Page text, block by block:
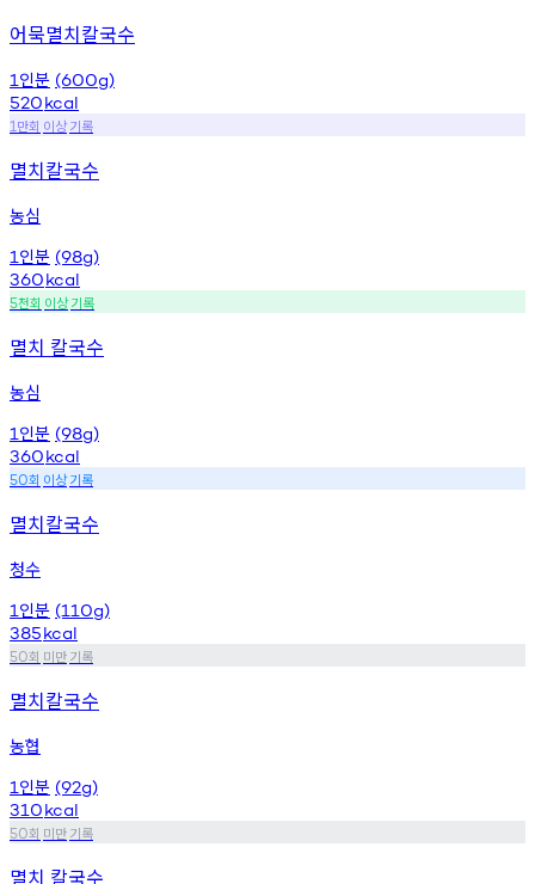
어묵멸치칼국수
1 인분 (600g)
520kcal
1 만회 이상기록
멸치칼국수
농심
1 인분 (98g)
360kcal
5천회 이상기록
멸치 칼국수
농심
1 인분 (98g)
360kcal
50회 이상기록
멸치칼국수
청수
1 인분 (110g)
385kcal
50회 미만기록
멸치칼국수
농협
1 인분 (92g)
310kcal
50회 미만기록
멸치 칼국수